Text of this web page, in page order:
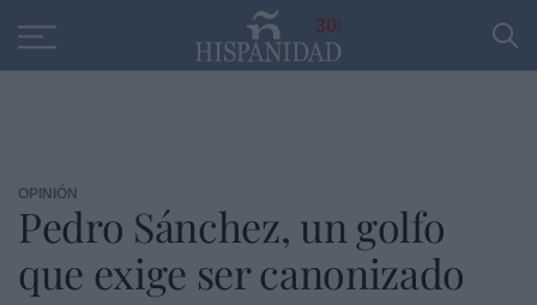
30
OPINIÓN
Pedro Sánchez, un golfo
que exige ser canonizado